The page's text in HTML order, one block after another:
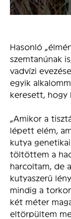
Hasonló
szemtanúnak
vadvízi
egyik
keresett, hogy
„Amikor a
lépett elém,
kutya
töltöttem a
harcoltam, de
kutyaszerű
mindig a
két méter
eltörpültem